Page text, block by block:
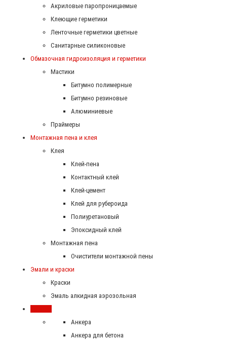
Акриловые паропроницаемые
Клеющие герметики
Ленточные герметики цветные
Санитарные силиконовые
Обмазочная гидроизоляция и герметики
Мастики
Битумно полимерные
Битумно резиновые
Алюминиевые
Праймеры
Монтажная пена и клея
Клея
Клей-пена
Контактный клей
Клей-цемент
Клей для рубероида
Полиуретановый
Эпоксидный клей
Монтажная пена
Очистители монтажной пены
Эмали и краски
Краски
Эмаль алкидная аэрозольная
Анкера
Анкера для бетона